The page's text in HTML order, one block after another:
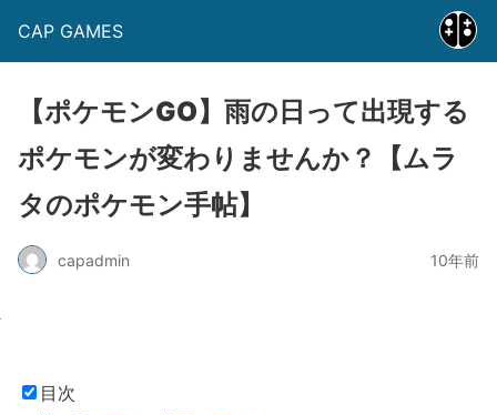
CAP GAMES
【ポケモンGO】雨の日って出現する
ポケモンが変わりませんか？【ムラ
タのポケモン手帖】
capadmin 10年前
目次